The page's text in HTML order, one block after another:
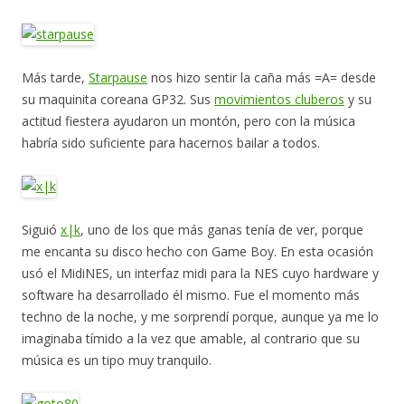
Más tarde, Starpause nos hizo sentir la caña más =A= desde
su maquinita coreana GP32. Sus movimientos cluberos y su
actitud fiestera ayudaron un montón, pero con la música
habría sido suficiente para hacernos bailar a todos.
Siguió x|k, uno de los que más ganas tenía de ver, porque
me encanta su disco hecho con Game Boy. En esta ocasión
usó el MidiNES, un interfaz midi para la NES cuyo hardware y
software ha desarrollado él mismo. Fue el momento más
techno de la noche, y me sorprendí porque, aunque ya me lo
imaginaba tímido a la vez que amable, al contrario que su
música es un tipo muy tranquilo.